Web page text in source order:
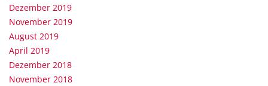
Dezember 2019
November 2019
August 2019
April 2019
Dezember 2018
November 2018